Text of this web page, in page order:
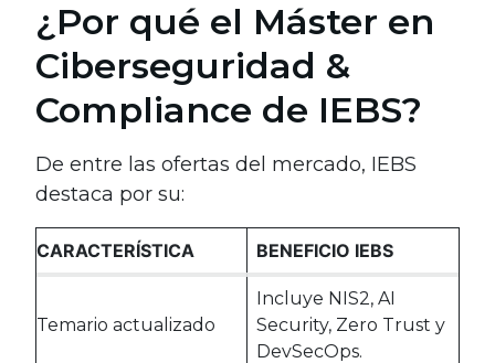
¿Por qué el Máster en
Ciberseguridad &
Compliance de IEBS?
De entre las ofertas del mercado, IEBS
destaca por su:
CARACTERÍSTICA BENEFICIO IEBS
Temario actualizado
Incluye NIS2, AI
Security, Zero Trust y
DevSecOps.